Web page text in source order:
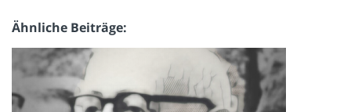
Ähnliche Beiträge